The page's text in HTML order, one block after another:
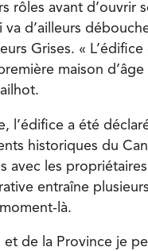
rôles avant d’ouvrir
d’ailleurs
Grises. « L’édifice
maison d’âge
l’édifice a été
historiques du
avec les
entraîne
là.
et de la Province je